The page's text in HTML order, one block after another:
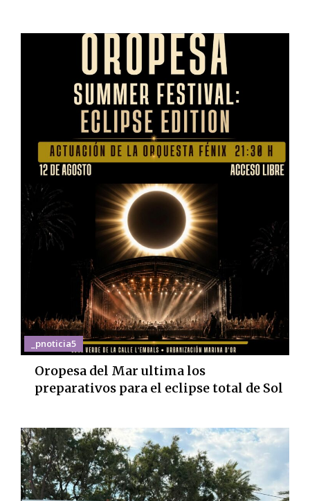
_pnoticia5
Oropesa del Mar ultima los
preparativos para el eclipse total de Sol